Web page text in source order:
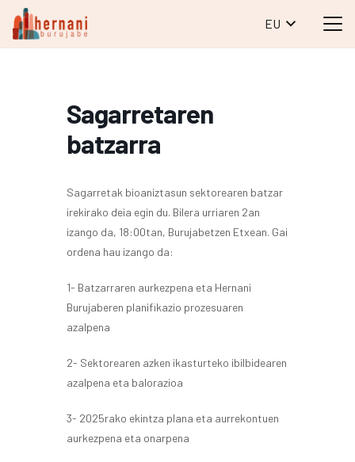
EU
Sagarretaren
batzarra
Sagarretak bioaniztasun sektorearen batzar
irekirako deia egin du. Bilera urriaren 2an
izango da, 18:00tan, Burujabetzen Etxean. Gai
ordena hau izango da:
1- Batzarraren aurkezpena eta Hernani
Burujaberen planifikazio prozesuaren
azalpena
2- Sektorearen azken ikasturteko ibilbidearen
azalpena eta balorazioa
3- 2025rako ekintza plana eta aurrekontuen
aurkezpena eta onarpena